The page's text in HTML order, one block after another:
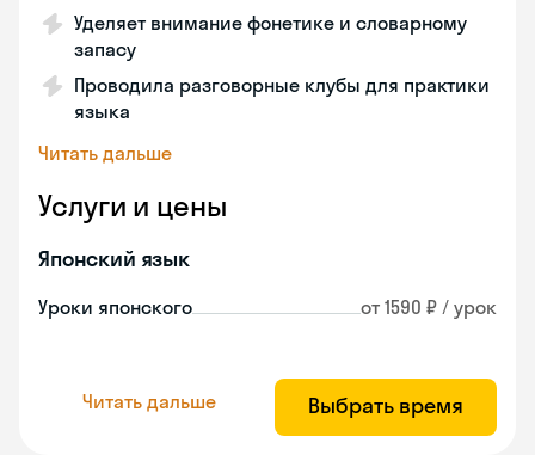
Уделяет внимание фонетике и словарному
запасу
Проводила разговорные клубы для практики
языка
Читать дальше
Услуги и цены
Японский язык
Уроки японского от 1590 ₽ / урок
Читать дальше Выбрать время